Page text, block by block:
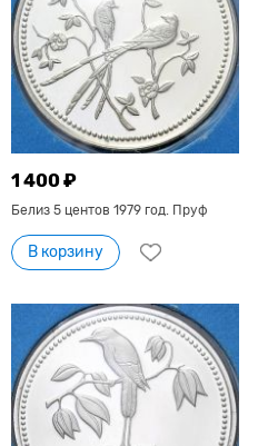
1 400 ₽
Белиз 5 центов 1979 год. Пруф
В корзину